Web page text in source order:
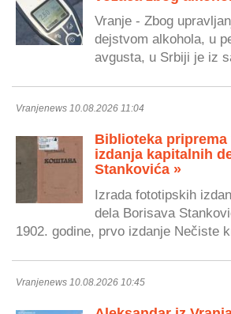
Vranje - Zbog
dejstvom alkohola, u
avgusta, u Srbiji je iz
Vranjenews 10.08.2026 11:04
Biblioteka
izdanja kapitalnih
Stankovića »
Izrada fototipskih
dela Borisava
1902. godine, prvo izdanje Nečiste
Vranjenews 10.08.2026 10:45